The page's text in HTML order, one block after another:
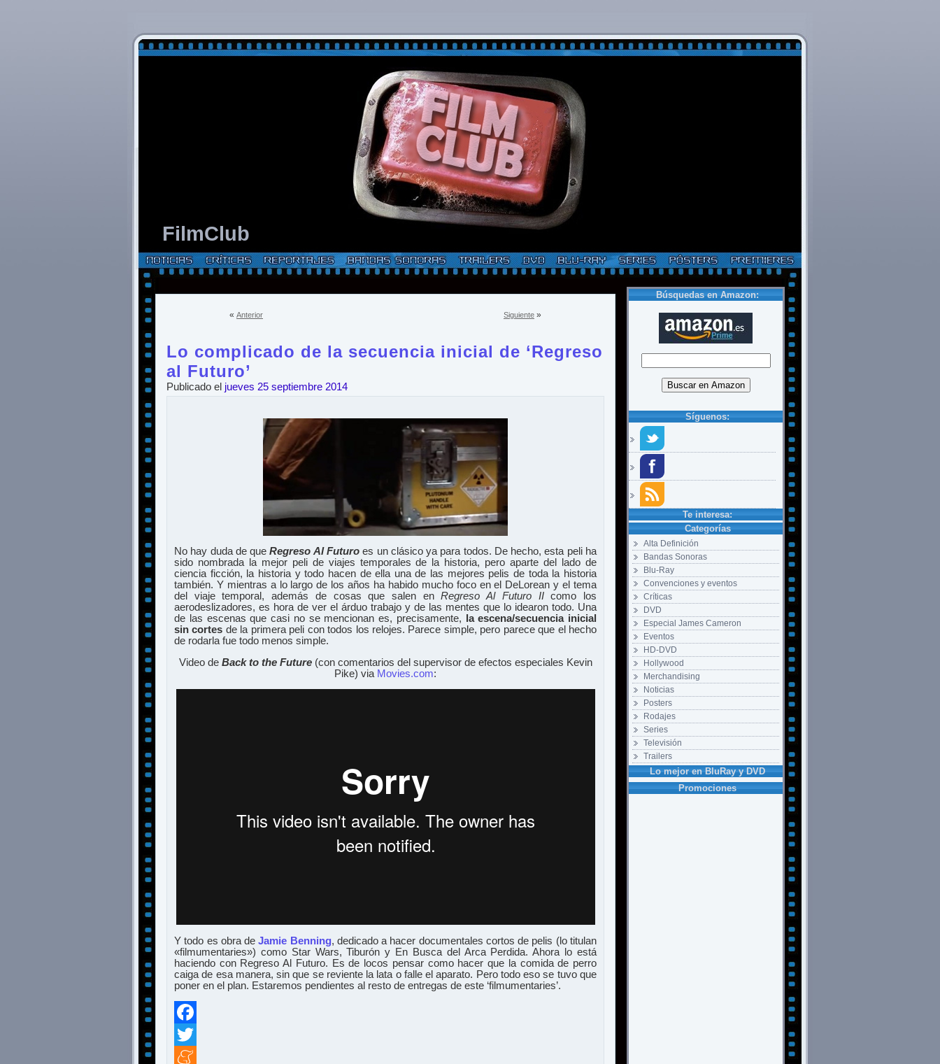
FilmClub
Búsquedas en Amazon:
Síguenos:
Te interesa:
Categorías
Alta Definición
Bandas Sonoras
Blu-Ray
Convenciones y eventos
Críticas
DVD
Especial James Cameron
Eventos
HD-DVD
Hollywood
Merchandising
Noticias
Posters
Rodajes
Series
Televisión
Trailers
Lo mejor en BluRay y DVD
Promociones
Siguiente »
« Anterior
Lo complicado de la secuencia inicial de ‘Regreso
al Futuro’
Publicado el jueves 25 septiembre 2014
No hay duda de queRegreso Al Futuroes un clásico ya para todos. De hecho, esta peli ha
sido nombrada la mejor peli de viajes temporales de la historia, pero aparte del lado de
ciencia ficción, la historia y todo hacen de ella una de las mejores pelis de toda la historia
también. Y mientras a lo largo de los años ha habido mucho foco en el DeLorean y el tema
del viaje temporal, además de cosas que salen enRegreso Al Futuro IIcomo los
aerodeslizadores, es hora de ver el árduo trabajo y de las mentes que lo idearon todo. Una
de las escenas que casi no se mencionan es, precisamente,
la escena/secuencia inicial
sin cortes de la primera peli con todos los relojes. Parece simple, pero parece que el hecho
de rodarla fue todo menos simple.
Video de Back to the Future(con comentarios del supervisor de efectos especiales Kevin
Pike) via Movies.com:
Y todo es obra deJamie Benning, dedicado a hacer documentales cortos de pelis (lo titulan
«filmumentaries») como Star Wars, Tiburón y En Busca del Arca Perdida. Ahora lo está
haciendo con Regreso Al Futuro. Es de locos pensar como hacer que la comida de perro
caiga de esa manera, sin que se reviente la lata o falle el aparato. Pero todo eso se tuvo que
poner en el plan. Estaremos pendientes al resto de entregas de este ‘filmumentaries’.
Facebook
Twitter